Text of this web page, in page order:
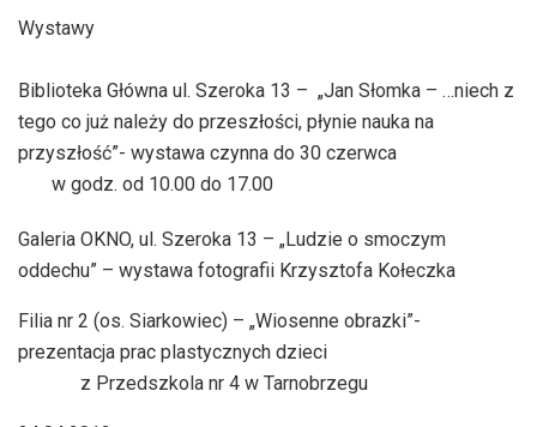
Wystawy
Biblioteka Główna ul. Szeroka 13 – „Jan Słomka – …niech z
tego co już należy do przeszłości, płynie nauka na
przyszłość”- wystawa czynna do 30 czerwca
w godz. od 10.00 do 17.00
Galeria OKNO, ul. Szeroka 13 – „Ludzie o smoczym
oddechu” – wystawa fotografii Krzysztofa Kołeczka
Filia nr 2 (os. Siarkowiec) – „Wiosenne obrazki”-
prezentacja prac plastycznych dzieci
z Przedszkola nr 4 w Tarnobrzegu